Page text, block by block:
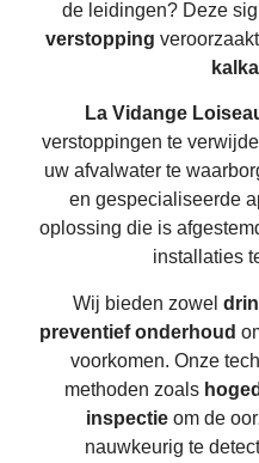
de leidingen? Deze
verstopping
La Vidange
verstoppingen te
uw afvalwater te
en gespecialiseerde
oplossing die is
installaties
Wij bieden zowel
preventief onderhoud
voorkomen. Onze
methoden zoals
inspectieom de
nauwkeurig te